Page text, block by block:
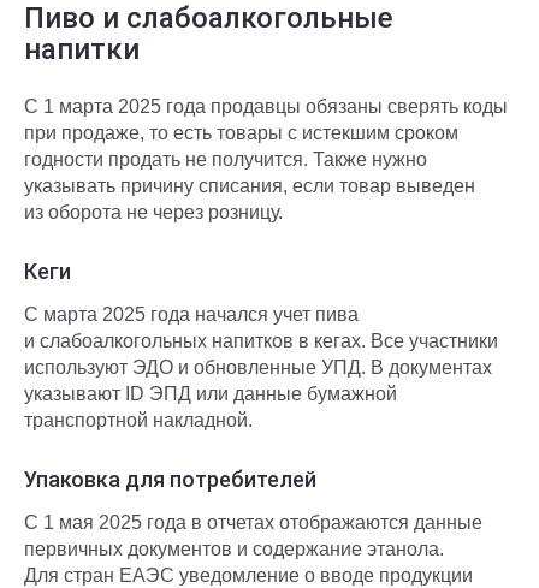
Пиво и слабоалкогольные
напитки
С 1 марта 2025 года продавцы обязаны сверять коды
при продаже, то есть товары с истекшим сроком
годности продать не получится. Также нужно
указывать причину списания, если товар выведен
из оборота не через розницу.
Кеги
С марта 2025 года начался учет пива
и слабоалкогольных напитков в кегах. Все участники
используют ЭДО и обновленные УПД. В документах
указывают ID ЭПД или данные бумажной
транспортной накладной.
Упаковка для потребителей
С 1 мая 2025 года в отчетах отображаются данные
первичных документов и содержание этанола.
Для стран ЕАЭС уведомление о вводе продукции